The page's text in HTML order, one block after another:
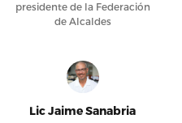
presidente de la Federación
de Alcaldes
Lic Jaime Sanabria